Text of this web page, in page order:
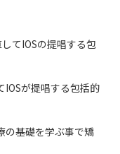
IOSの提唱する包
が提唱する包括的
基礎を学ぶ事で矯